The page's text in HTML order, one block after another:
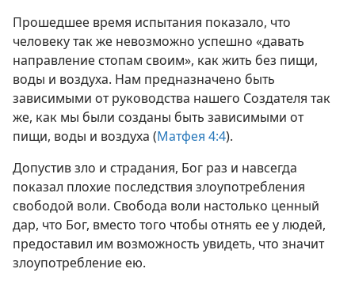
Прошедшее время испытания показало, что
человеку так же невозможно успешно «давать
направление стопам своим», как жить без пищи,
воды и воздуха. Нам предназначено быть
зависимыми от руководства нашего Создателя так
же, как мы были созданы быть зависимыми от
пищи, воды и воздуха (Матфея 4:4).
Допустив зло и страдания, Бог раз и навсегда
показал плохие последствия злоупотребления
свободой воли. Свобода воли настолько ценный
дар, что Бог, вместо того чтобы отнять ее у людей,
предоставил им возможность увидеть, что значит
злоупотребление ею.